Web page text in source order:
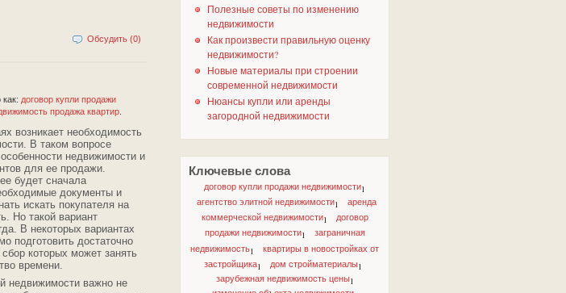
Полезные советы по изменению
недвижимости
Как произвести правильную оценку
недвижимости?
Новые материалы при строении
современной недвижимости
Нюансы купли или аренды
загородной недвижимости
Ключевые слова
договор купли продажи недвижимости1
агентство элитной недвижимости1
аренда
коммерческой недвижимости1
договор
продажи недвижимости1
заграничная
недвижимость1
квартиры в новостройках от
застройщика1 дом стройматериалы1
зарубежная недвижимость цены1
Обсудить (0)
договор купли продажи
продажа квартир
возникает необходимость
В таком вопросе
недвижимости и
для ее продажи.
будет сначала
документы и
искать покупателя на
Но такой вариант
В некоторых вариантах
подготовить достаточно
которых может занять
времени.
недвижимости важно не